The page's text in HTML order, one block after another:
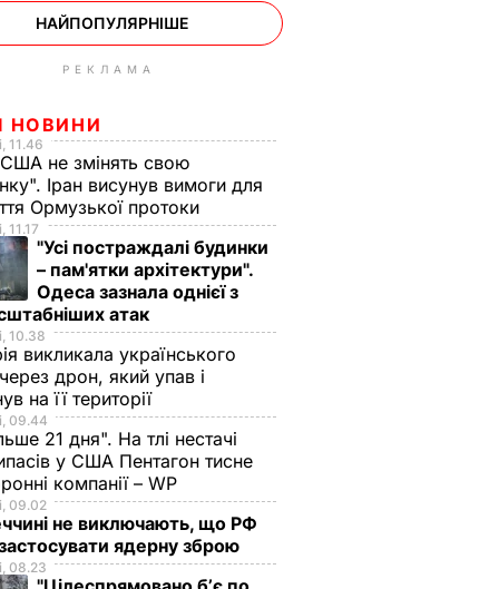
НАЙПОПУЛЯРНІШЕ
РЕКЛАМА
НОВИНИ
11.46
не змінять свою
Іран висунув вимоги для
Ормузької протоки
11.17
"Усі постраждалі будинки
– пам'ятки архітектури".
Одеса зазнала однієї з
атак
10.38
викликала українського
дрон, який упав і
на її території
09.44
21 дня". На тлі нестачі
у США Пентагон тисне
компанії – WP
09.02
не виключають, що РФ
ядерну зброю
08.23